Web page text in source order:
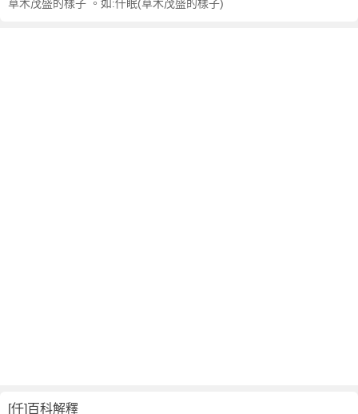
草木茂盛的樣子 。如:仟眠(草木茂盛的樣子)
[仟]百科解釋